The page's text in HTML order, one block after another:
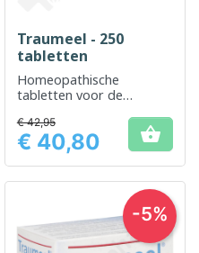
Traumeel - 250
tabletten
Homeopathische
tabletten voor de
ontstekingen
Prijs
€ 42,95
€ 40,80 
-5%